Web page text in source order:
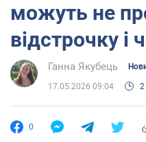
можуть не
відстрочку і
Ганна Якубець
17.05.2026 09:04 2
0